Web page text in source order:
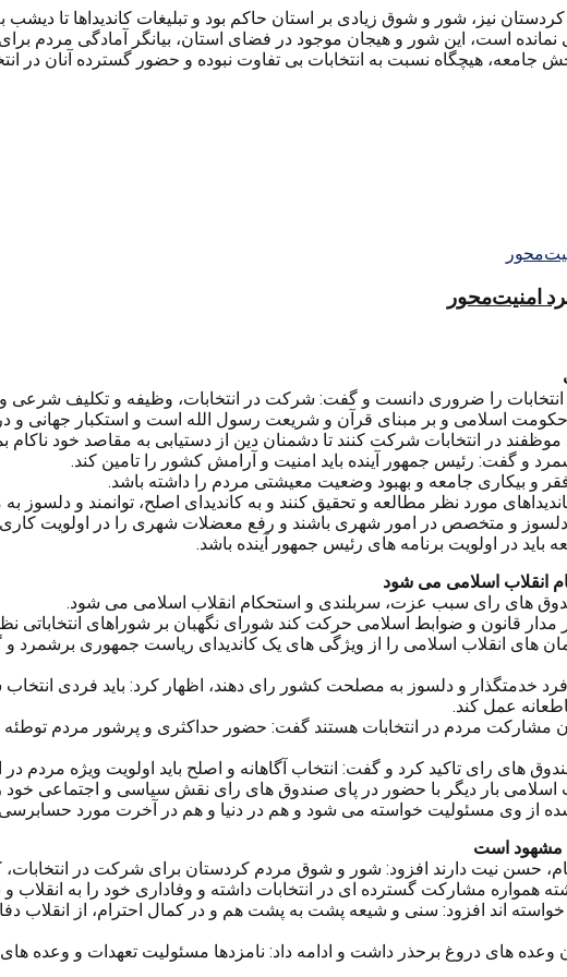
نیز، شور و شوق زیادی بر استان حاکم بود و تبلیغات کاندیداها تا
نمانده است، این شور و هیجان موجود در فضای استان، بیانگر آمادگی مردم
جامعه، هیچگاه نسبت به انتخابات بی تفاوت نبوده و حضور گسترده آنان در
امنیت‌محور
را ضروری دانست و گفت: شرکت در انتخابات، وظیفه و تکلیف شرعی و
حکومت اسلامی و بر مبنای قرآن و شریعت رسول الله است و استکبار جهانی
در انتخابات شرکت کنند تا دشمنان دین از دستیابی به مقاصد خود ناکام
و گفت: رئیس جمهور آینده باید امنیت و آرامش کشور را تامین کند.
و بیکاری جامعه و بهبود وضعیت معیشتی مردم را داشته باشد.
مورد نظر مطالعه و تحقیق کنند و به کاندیدای اصلح، توانمند و
دلسوز و متخصص در امور شهری باشند و رفع معضلات شهری را در اولویت کاری
باید در اولویت برنامه های رئیس جمهور آینده باشد.
انقلاب اسلامی می شود
های رای سبب عزت، سربلندی و استحکام انقلاب اسلامی می شود.
مدار قانون و ضوابط اسلامی حرکت کند شورای نگهبان بر شوراهای
های انقلاب اسلامی را از ویژگی های یک کاندیدای ریاست جمهوری
فرد خدمتگذار و دلسوز به مصلحت کشور رای دهند، اظهار کرد: باید فردی
عمل کند.
مشارکت مردم در انتخابات هستند گفت: حضور حداکثری و پرشور مردم
های رای تاکید کرد و گفت: انتخاب آگاهانه و اصلح باید اولویت ویژه مردم
بار دیگر با حضور در پای صندوق های رای نقش سیاسی و اجتماعی خود
از وی مسئولیت خواسته می شود و هم در دنیا و هم در آخرت مورد
مشهود است
حسن نیت دارند افزود: شور و شوق مردم کردستان برای شرکت در
همواره مشارکت گسترده ای در انتخابات داشته و وفاداری خود را به انقلاب و
خواسته اند افزود: سنی و شیعه پشت به پشت هم و در کمال احترام، از انقلاب
های دروغ برحذر داشت و ادامه داد: نامزدها مسئولیت تعهدات و وعده های